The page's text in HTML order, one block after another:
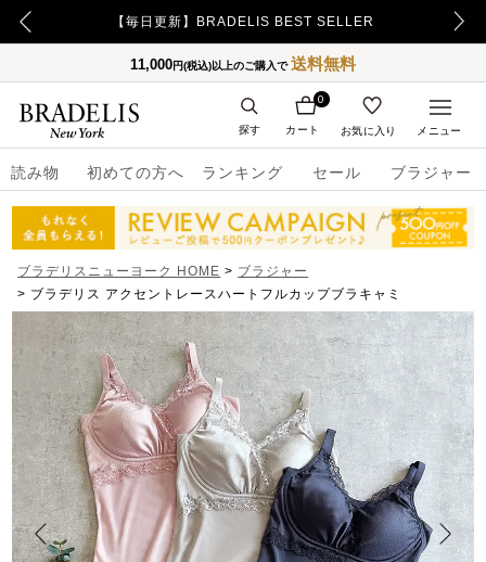
【毎日更新】BRADELIS BEST SELLER
11,000円(税込)以上のご購入で送料無料
読み物 初めての方へ ランキング セール ブラジャー
カート
0
お気に入り
探す メニュー
ブラデリスニューヨーク HOME
ブラジャー
ブラデリス アクセントレースハートフルカップブラキャミ